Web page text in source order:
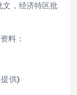
，经济特区批
料：
供)